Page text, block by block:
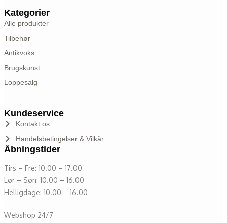
Kategorier
Alle produkter
Tilbehør
Antikvoks
Brugskunst
Loppesalg
Kundeservice
Kontakt os
Handelsbetingelser & Vilkår
Åbningstider
Tirs – Fre: 10.00 – 17.00
Lør – Søn: 10.00 – 16.00
Helligdage: 10.00 – 16.00
Webshop 24/7